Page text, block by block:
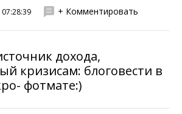
+ Комментировать
дохода,
кризисам: блоговести в
фотмате:)